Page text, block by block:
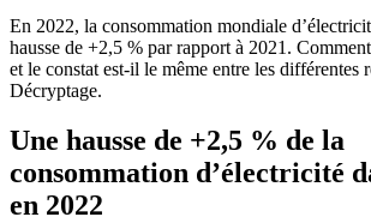
En 2022, la consommation mondiale
hausse de +2,5 % par rapport à 2021.
et le constat est-il le même entre les différentes
Décryptage.
Une hausse de +2,5 % de la
consommation d’électricité
en 2022